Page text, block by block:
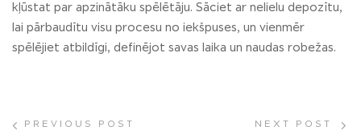
kļūstat par apzinātāku spēlētāju. Sāciet ar nelielu depozītu,
lai pārbaudītu visu procesu no iekšpuses, un vienmēr
spēlējiet atbildīgi, definējot savas laika un naudas robežas.
PREVIOUS POST NEXT POST